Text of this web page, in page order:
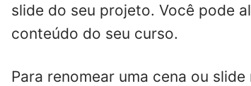
slide do seu projeto. Você pode
conteúdo do seu curso.
Para renomear uma cena ou